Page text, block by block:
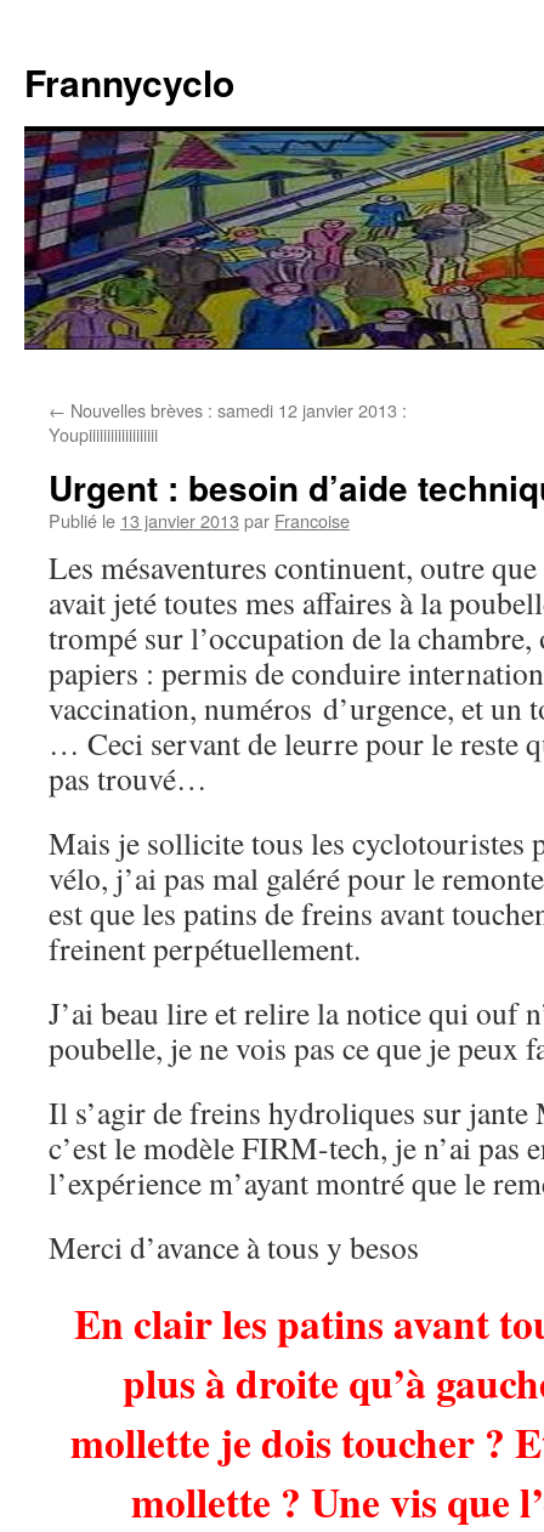
contenu
Frannycyclo
← Nouvelles brèves : samedi 12 janvier 2013 :
Youpiiiiiiiiiiiiiiiiiii
Urgent : besoin d’aide
Publié le 13 janvier 2013 par Francoise
Les mésaventures continuent, outre
avait jeté toutes mes affaires à la
trompé sur l’occupation de la
papiers : permis de conduire
vaccination, numéros d’urgence, et un
… Ceci servant de leurre pour le reste
pas trouvé…
Mais je sollicite tous les cyclotouristes
vélo, j’ai pas mal galéré pour le
est que les patins de freins avant
freinent perpétuellement.
J’ai beau lire et relire la notice qui ouf
poubelle, je ne vois pas ce que je peux
Il s’agir de freins hydroliques sur
c’est le modèle FIRM-tech, je n’ai pas
l’expérience m’ayant montré que le
Merci d’avance à tous y besos
En clair les patins avant
plus à droite qu’à
mollette je dois toucher ?
mollette ? Une vis que